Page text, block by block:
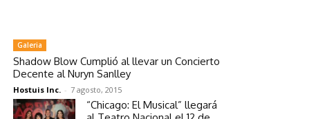
Galeria
Shadow Blow Cumplió al llevar un Concierto
Decente al Nuryn Sanlley
Hostuis Inc. - 7 agosto, 2015
“Chicago: El Musical” llegará